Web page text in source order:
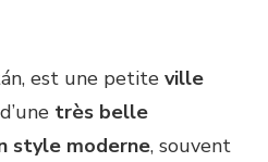
est une petite ville
très belle
style moderne, souvent